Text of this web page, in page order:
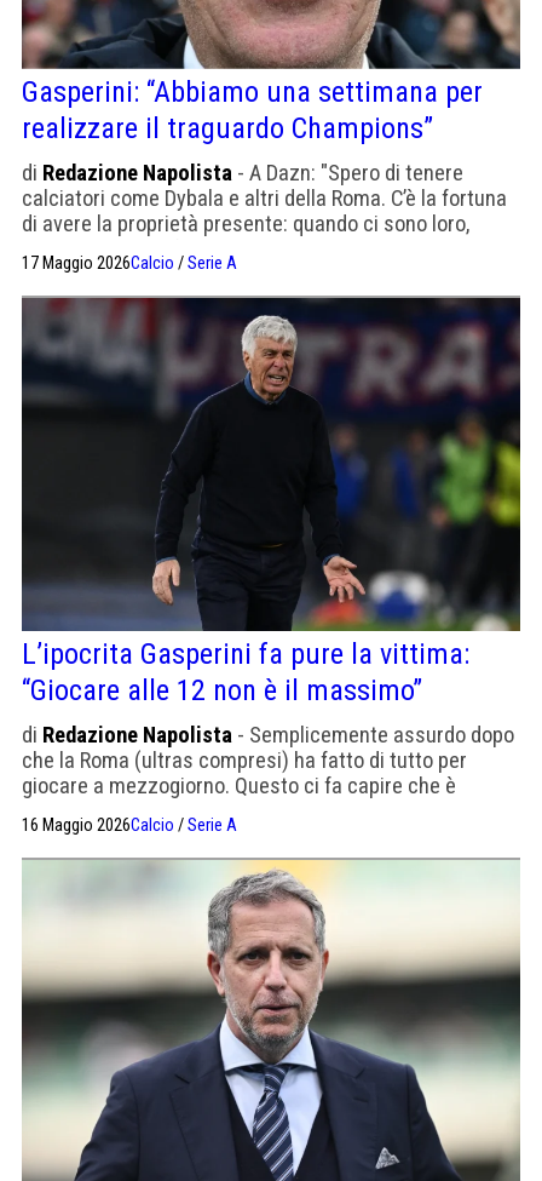
Gasperini: “Abbiamo una settimana per
realizzare il traguardo Champions”
di Redazione Napolista - A Dazn: "Spero di tenere
calciatori come Dybala e altri della Roma. C’è la fortuna
di avere la proprietà presente: quando ci sono loro,
17 Maggio 2026Calcio /Serie A
L’ipocrita Gasperini fa pure la vittima:
“Giocare alle 12 non è il massimo”
di Redazione Napolista - Semplicemente assurdo dopo
che la Roma (ultras compresi) ha fatto di tutto per
giocare a mezzogiorno. Questo ci fa capire che è
16 Maggio 2026Calcio /Serie A